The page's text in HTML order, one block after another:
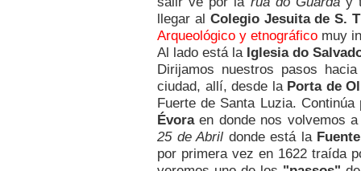
llegar al Colegio Jesuita de S.
Arqueológico y etnográfico muy
Al lado está la Iglesia do
Dirijamos nuestros pasos
ciudad, allí, desde la Porta de
Fuerte de Santa Luzia.
Évoraen donde nos volvemos
25 de Abril donde está la
por primera vez en 1622 traída